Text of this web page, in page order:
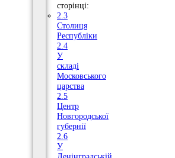
сторінці:
2.3
Столиця
Республіки
2.4
У
складі
Московського
царства
2.5
Центр
Новгородської
губернії
2.6
У